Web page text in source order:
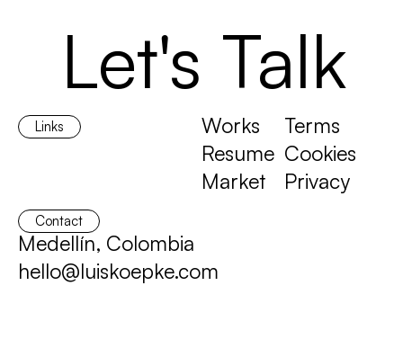
Let's Talk
Contact
Medellín, Colombia
hello@luiskoepke.com
Links
Works
Resume
Market
Terms
Cookies
Privacy